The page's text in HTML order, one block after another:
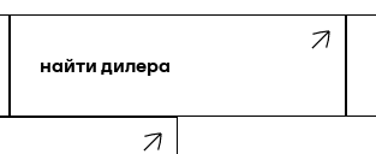
найти дилера